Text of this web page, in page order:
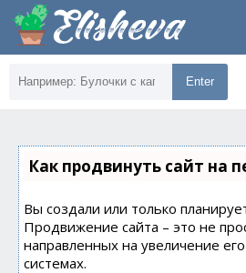
Enter
Как продвинуть сайт на
Вы создали или только
Продвижение сайта – это не
направленных на увеличение
системах.